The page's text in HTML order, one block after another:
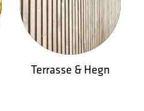
Terrasse & Hegn